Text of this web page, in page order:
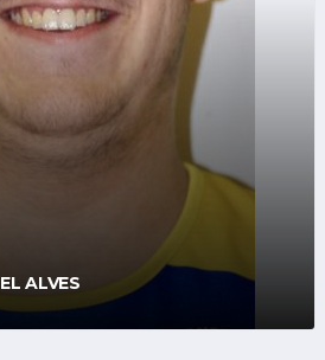
ALVES